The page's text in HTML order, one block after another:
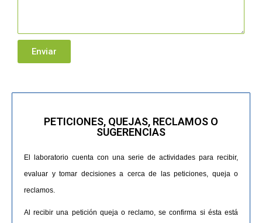
Enviar
PETICIONES, QUEJAS, RECLAMOS O
SUGERENCIAS
El laboratorio cuenta con una serie de actividades para recibir,
evaluar y tomar decisiones a cerca de las peticiones, queja o
reclamos.
Al recibir una petición queja o reclamo, se confirma si ésta está